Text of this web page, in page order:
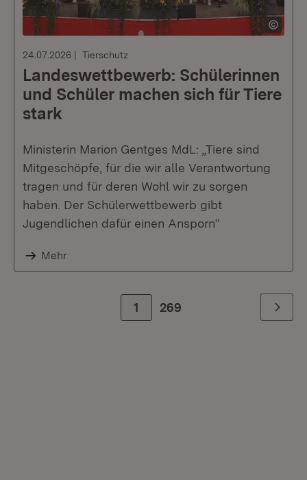
24.07.2026 Tierschutz
Landeswettbewerb: Schülerinnen
und Schüler machen sich für Tiere
stark
Ministerin Marion Gentges MdL: „Tiere sind
Mitgeschöpfe, für die wir alle Verantwortung
tragen und für deren Wohl wir zu sorgen
haben. Der Schülerwettbewerb gibt
Jugendlichen dafür einen Ansporn“
Mehr
1 Zur letzte Seite
269 Weiter